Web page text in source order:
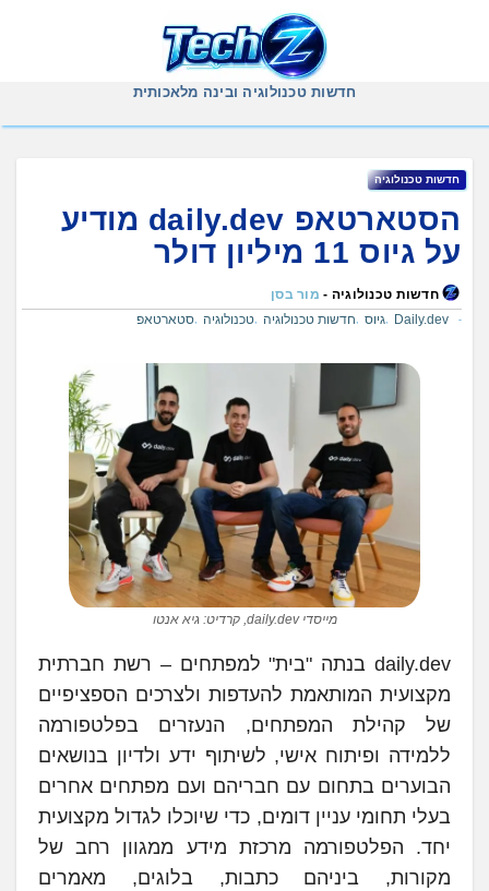
חדשות טכנולוגיה ובינה מלאכותית
חדשות טכנולוגיה
הסטארטאפ daily.dev מודיע
על גיוס 11 מיליון דולר
חדשות טכנולוגיה - מור בסן
Daily.dev
גיוס חדשות טכנולוגיה טכנולוגיה סטארטאפ
מייסדי daily.dev, קרדיט: גיא אנטו
daily.dev בנתה "בית" למפתחים – רשת חברתית
מקצועית המותאמת להעדפות ולצרכים הספציפיים
של קהילת המפתחים, הנעזרים בפלטפורמה
ללמידה ופיתוח אישי, לשיתוף ידע ולדיון בנושאים
הבוערים בתחום עם חבריהם ועם מפתחים אחרים
בעלי תחומי עניין דומים, כדי שיוכלו לגדול מקצועית
יחד. הפלטפורמה מרכזת מידע ממגוון רחב של
מקורות, ביניהם כתבות, בלוגים, מאמרים